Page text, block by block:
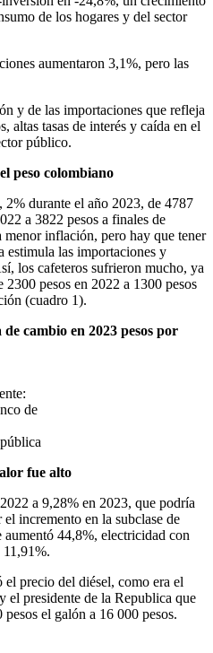
de los hogares y del sector
aumentaron 3,1%, pero las
y de las importaciones que refleja
altas tasas de interés y caída en el
público.
peso colombiano
2% durante el año 2023, de 4787
a 3822 pesos a finales de
inflación, pero hay que tener
estimula las importaciones y
los cafeteros sufrieron mucho, ya
pesos en 2022 a 1300 pesos
(cuadro 1).
cambio en 2023 pesos por
de
fue alto
a 9,28% en 2023, que podría
incremento en la subclase de
44,8%, electricidad con
precio del diésel, como era el
el presidente de la Republica que
el galón a 16 000 pesos.